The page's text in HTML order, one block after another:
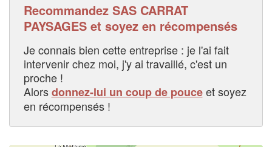
Recommandez SAS CARRAT
PAYSAGES et soyez en récompensés
Je connais bien cette entreprise : je l'ai fait
intervenir chez moi, j'y ai travaillé, c'est un
proche !
Alorsdonnez-lui un coup de pouceet soyez
en récompensés !